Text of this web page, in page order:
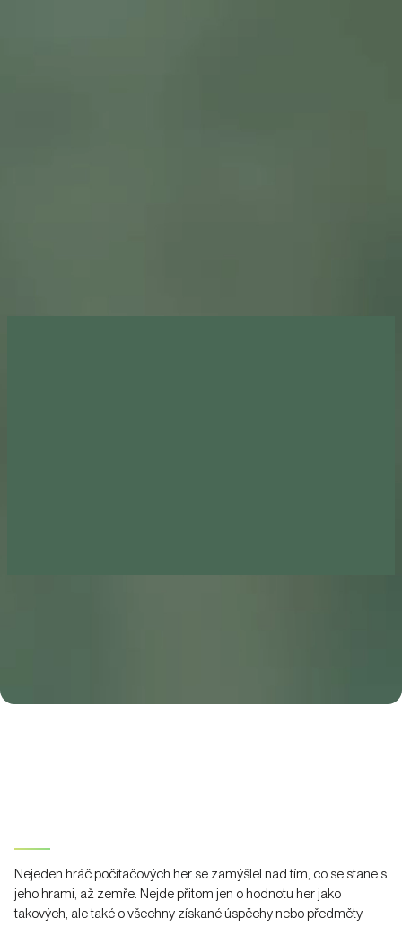
Nejeden hráč počítačových her se zamýšlel nad tím, co se stane s
jeho hrami, až zemře. Nejde přitom jen o hodnotu her jako
takových, ale také o všechny získané úspěchy nebo předměty